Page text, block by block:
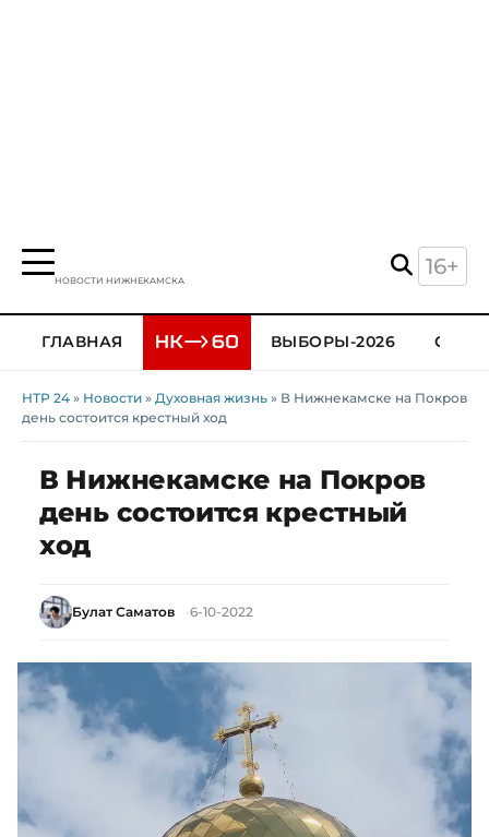
НОВОСТИ НИЖНЕКАМСКА
16+
ГЛАВНАЯ ВЫБОРЫ-2026
НТР 24 » Новости » Духовная жизнь » В Нижнекамске на Покров
день состоится крестный ход
В Нижнекамске на Покров
день состоится крестный
ход
Булат Саматов 6-10-2022